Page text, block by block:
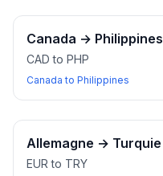
Canada → Philippines
CAD to PHP
Canada to Philippines
Allemagne → Turquie
EUR to TRY